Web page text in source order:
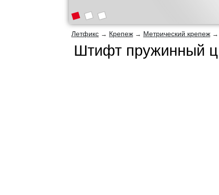
Летфикс → Крепеж → Метрический крепеж
Штифт пружинный